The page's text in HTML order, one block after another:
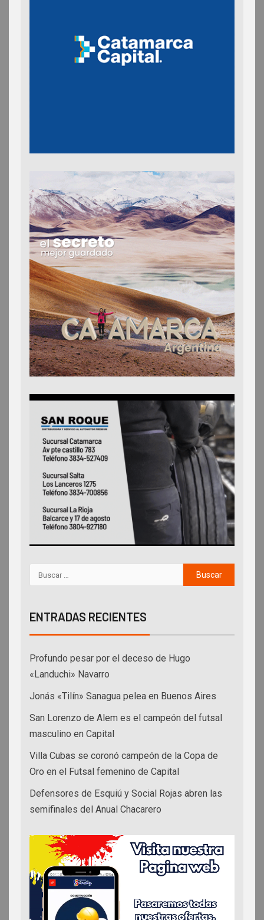
ENTRADAS RECIENTES
Profundo pesar por el deceso de Hugo
«Landuchi» Navarro
Jonás «Tilín» Sanagua pelea en Buenos Aires
San Lorenzo de Alem es el campeón del futsal
masculino en Capital
Villa Cubas se coronó campeón de la Copa de
Oro en el Futsal femenino de Capital
Defensores de Esquiú y Social Rojas abren las
semifinales del Anual Chacarero